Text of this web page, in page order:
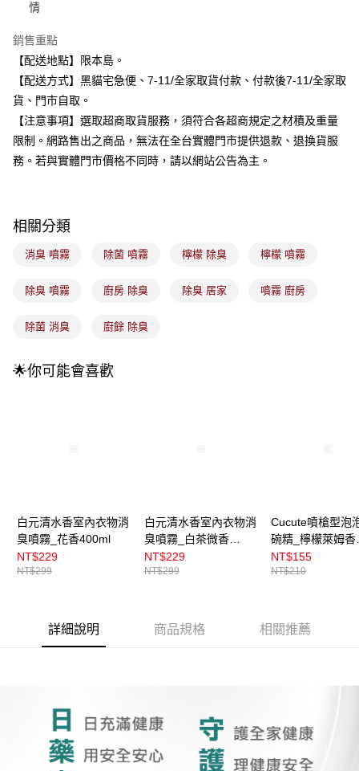
流程，驗證手機門號後，選擇欲分期的期數、繳款截止日，確認付款後即完
3.實際核准額度、可分期數及費用金額請依後續交易確認頁面所載為準。
消。如遇「轉專審核」未通過狀況，表示未達大哥付你分期系統評分，恕無
法說明評估內容。
【繳款方式說明】
1.分期款項不併入電信帳單，「大哥付你分期」於每月結算日後寄送繳費提
醒簡訊。
2.透過簡訊連結打開帳單後，可選擇「超商條碼／台灣大直營門市／銀行轉
帳／街口支付／iPASS MONEY」等通路繳費。
買賣價金債權讓與本公司後，依約使用本公司帳單繳交帳款。
資料（包含姓名、電話或地址）提供予台灣大哥大進項蒐集、處理及利用，
3.完整用戶服務條款，請詳閱以下連結： https://oppay.tw/userRule
運送方式
全家取貨付款
每筆NT$100，滿NT$899(含以上)免運費
付款後全家取貨
每筆NT$100，滿NT$899(含以上)免運費
7-11取貨付款
每筆NT$100，滿NT$899(含以上)免運費
每筆NT$100，滿NT$899(含以上)免運費
宅配
付款後門市自取
每筆NT$100，滿NT$399(含以上)免運費
情
銷售重點
【配送地點】限本島。
【配送方式】黑貓宅急便、7-11/全家取貨付款、付款後7-11/全家取
貨、門市自取。
【注意事項】選取超商取貨服務，須符合各超商規定之材積及重量
限制。網路售出之商品，無法在全台實體門市提供退款、退換貨服
務。若與實體門市價格不同時，請以網站公告為主。
相關分類
消臭 噴霧 除菌 噴霧 檸檬 除臭 檸檬 噴霧
除臭 噴霧 廚房 除臭 除臭 居家 噴霧 廚房
除菌 消臭 廚餘 除臭
🌟你可能會喜歡
白元清水香室內衣物消
臭噴霧_花香400ml
NT$229
NT$299
白元清水香室內衣物消
臭噴霧_白茶微香
400ml
NT$229
NT$299
Cucute噴槍型泡
碗精_檸檬萊姆香
300ml
NT$155
NT$210
詳細說明 商品規格 相關推薦